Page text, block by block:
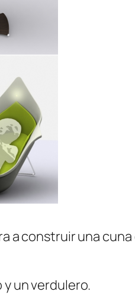
a construir una
un verdulero.